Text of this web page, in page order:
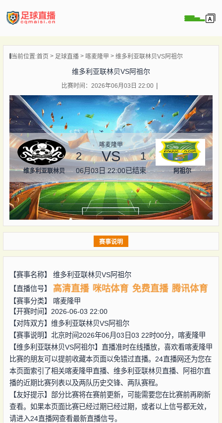
播
闻
当前位置:首页 足球直播 喀麦隆甲 维多利亚联林贝VS阿祖尔
维多利亚联林贝VS阿祖尔
比赛时间：2026年06月03日 22:00
维多利亚联林贝
喀麦隆甲
2 VS 1
06月03日 22:00已结束 阿祖尔
赛事说明
【赛事名称】 维多利亚联林贝VS阿祖尔
【直播信号】
高清直播 咪咕体育 免费直播 腾讯体育
【赛事分类】
喀麦隆甲
【开赛时间】2026-06-03 22:00
【对阵双方】 维多利亚联林贝VS阿祖尔
【赛事说明】北京时间2026年06月03日03 22时00分，喀麦隆甲
【维多利亚联林贝VS阿祖尔】直播准时在线播放，喜欢看喀麦隆甲
比赛的朋友可以提前收藏本页面以免错过直播。24直播网还为您在
本页面索引了相关喀麦隆甲直播、维多利亚联林贝直播、阿祖尔直
播的近期比赛列表以及两队历史交锋、两队赛程。
【友好提示】部分比赛将在赛前更新，可能需要您在比赛前再刷新
查看。如果本页面比赛已经过期已经过期，或者以上信号都无效，
请进入24直播网查看最新直播信号。